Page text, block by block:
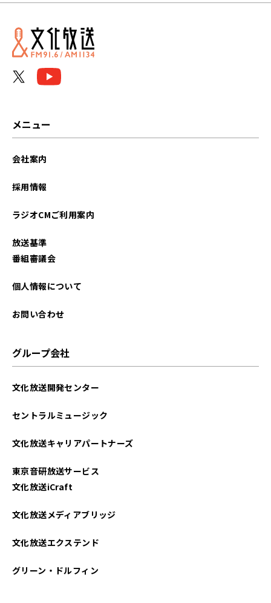
2025年10月
2024年05月
2023年06月
2022年05月
メニュー
会社案内
採用情報
ラジオCMご利用案内
放送基準
番組審議会
個人情報について
お問い合わせ
グループ会社
文化放送開発センター
セントラルミュージック
文化放送キャリアパートナーズ
東京音研放送サービス
文化放送iCraft
文化放送メディアブリッジ
文化放送エクステンド
グリーン・ドルフィン